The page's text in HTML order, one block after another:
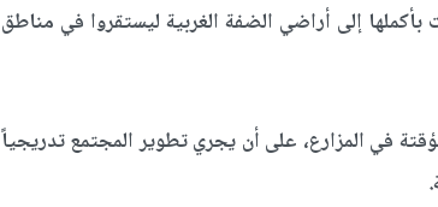
عائلات بأكملها إلى أراضي الضفة الغربية ليستقروا في مناطق
في المزارع، على أن يجري تطوير المجتمع تدريجياً